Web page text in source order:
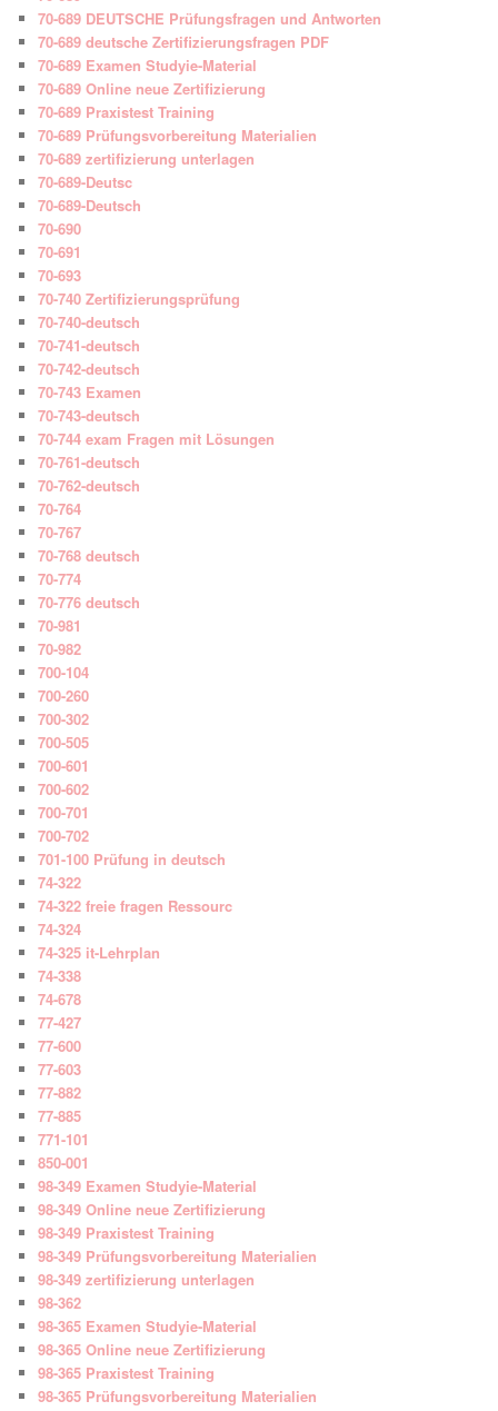
70-689 DEUTSCHE Prüfungsfragen und Antworten
70-689 deutsche Zertifizierungsfragen PDF
70-689 Examen Studyie-Material
70-689 Online neue Zertifizierung
70-689 Praxistest Training
70-689 Prüfungsvorbereitung Materialien
70-689 zertifizierung unterlagen
70-689-Deutsc
70-689-Deutsch
70-690
70-691
70-693
70-740 Zertifizierungsprüfung
70-740-deutsch
70-741-deutsch
70-742-deutsch
70-743 Examen
70-743-deutsch
70-744 exam Fragen mit Lösungen
70-761-deutsch
70-762-deutsch
70-764
70-767
70-768 deutsch
70-774
70-776 deutsch
70-981
70-982
700-104
700-260
700-302
700-505
700-601
700-602
700-701
700-702
701-100 Prüfung in deutsch
74-322
74-322 freie fragen Ressourc
74-324
74-325 it-Lehrplan
74-338
74-678
77-427
77-600
77-603
77-882
77-885
771-101
850-001
98-349 Examen Studyie-Material
98-349 Online neue Zertifizierung
98-349 Praxistest Training
98-349 Prüfungsvorbereitung Materialien
98-349 zertifizierung unterlagen
98-362
98-365 Examen Studyie-Material
98-365 Online neue Zertifizierung
98-365 Praxistest Training
98-365 Prüfungsvorbereitung Materialien